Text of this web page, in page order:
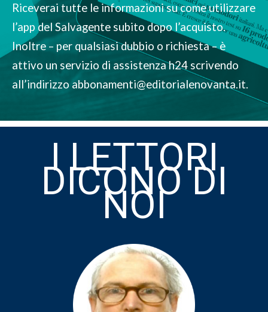
Riceverai tutte le informazioni su come utilizzare
l’app del Salvagente subito dopo l’acquisto.
Inoltre – per qualsiasi dubbio o richiesta – è
attivo un servizio di assistenza h24 scrivendo
all’indirizzo abbonamenti@editorialenovanta.it.
I LETTORI
DICONO DI
NOI